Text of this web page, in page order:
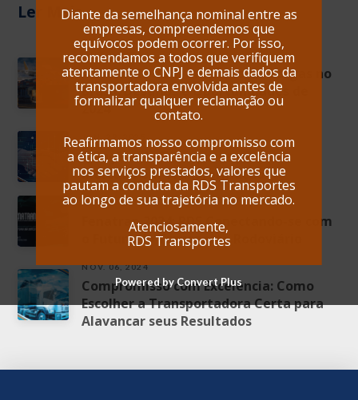
Ler Mais
OUT. 09, 2024
A Evolução do Transporte de Cargas no
Brasil: Desafios e Oportunidades de
2024
JAN. 29, 2025
Soluções de Transporte para um
Mercado em Transformação
NOV. 13, 2024
Fenatran 2024: RDS Conectando-se com
o Futuro do Transporte Rodoviário
NOV. 06, 2024
Compromisso com Excelência: Como
Escolher a Transportadora Certa para
Alavancar seus Resultados
Diante da semelhança nominal entre as
empresas, compreendemos que
equívocos podem ocorrer. Por isso,
recomendamos a todos que verifiquem
atentamente o CNPJ e demais dados da
transportadora envolvida antes de
formalizar qualquer reclamação ou
contato.
Reafirmamos nosso compromisso com
a ética, a transparência e a excelência
nos serviços prestados, valores que
pautam a conduta da RDS Transportes
ao longo de sua trajetória no mercado.
Atenciosamente,
RDS Transportes
Powered by Convert Plus